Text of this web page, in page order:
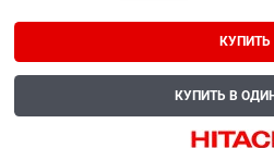
КУПИТЬ
КУПИТЬ В